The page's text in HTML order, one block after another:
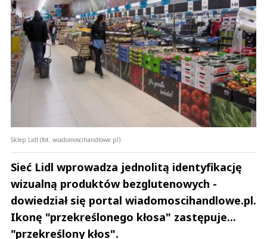
Sklep Lidl (fot. wiadomoscihandlowe.pl)
Sieć Lidl wprowadza jednolitą identyfikację
wizualną produktów bezglutenowych -
dowiedział się portal wiadomoscihandlowe.pl.
Ikonę "przekreślonego kłosa" zastępuje...
"przekreślony kłos".